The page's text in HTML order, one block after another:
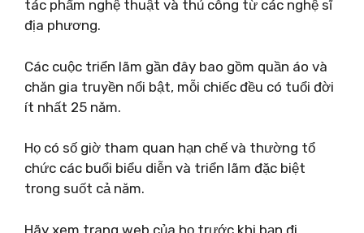
tác phẩm nghệ thuật và thủ công từ các nghệ sĩ
địa phương.
Các cuộc triển lãm gần đây bao gồm quần áo và
chăn gia truyền nổi bật, mỗi chiếc đều có tuổi đời
ít nhất 25 năm.
Họ có số giờ tham quan hạn chế và thường tổ
chức các buổi biểu diễn và triển lãm đặc biệt
trong suốt cả năm.
Hãy xem trang web của họ trước khi bạn đi.